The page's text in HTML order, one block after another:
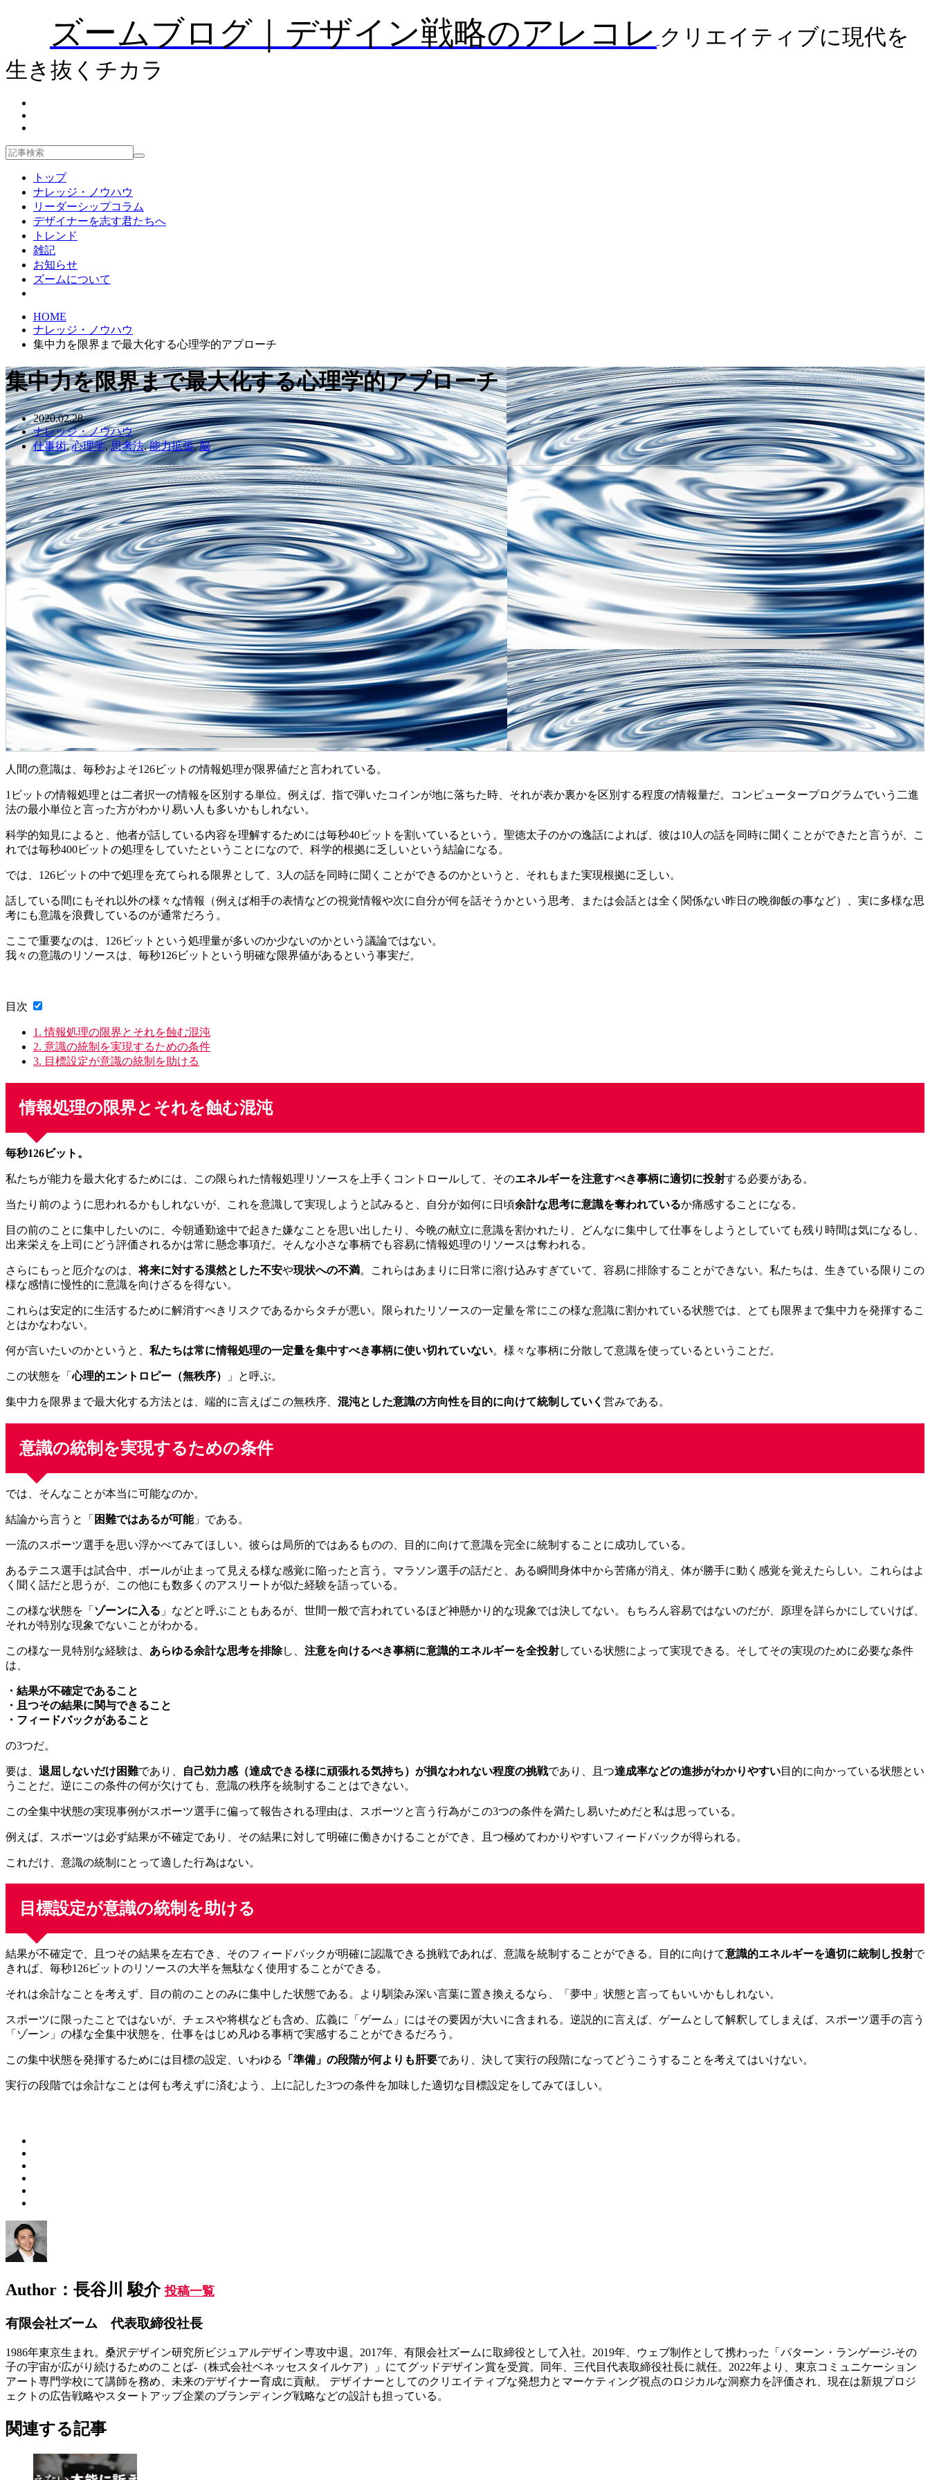
ズームブログ｜デザイン戦略のアレコレ クリエイティブに現代を
生き抜くチカラ
トップ
ナレッジ・ノウハウ
リーダーシップコラム
デザイナーを志す君たちへ
トレンド
雑記
お知らせ
ズームについて
HOME
ナレッジ・ノウハウ
集中力を限界まで最大化する心理学的アプローチ
集中力を限界まで最大化する心理学的アプローチ
2020.02.28
ナレッジ・ノウハウ
仕事術,心理学,思考法,能力拡張,脳
人間の意識は、毎秒およそ126ビットの情報処理が限界値だと言われている。
1ビットの情報処理とは二者択一の情報を区別する単位。例えば、指で弾いたコインが地に落ちた時、それが表か裏かを区別する程度の情報量だ。コンピュータープログラムでいう二進
法の最小単位と言った方がわかり易い人も多いかもしれない。
科学的知見によると、他者が話している内容を理解するためには毎秒40ビットを割いているという。聖徳太子のかの逸話によれば、彼は10人の話を同時に聞くことができたと言うが、こ
れでは毎秒400ビットの処理をしていたということになので、科学的根拠に乏しいという結論になる。
では、126ビットの中で処理を充てられる限界として、3人の話を同時に聞くことができるのかというと、それもまた実現根拠に乏しい。
話している間にもそれ以外の様々な情報（例えば相手の表情などの視覚情報や次に自分が何を話そうかという思考、または会話とは全く関係ない昨日の晩御飯の事など）、実に多様な思
考にも意識を浪費しているのが通常だろう。
ここで重要なのは、126ビットという処理量が多いのか少ないのかという議論ではない。
我々の意識のリソースは、毎秒126ビットという明確な限界値があるという事実だ。
目次
1. 情報処理の限界とそれを蝕む混沌
2. 意識の統制を実現するための条件
3. 目標設定が意識の統制を助ける
情報処理の限界とそれを蝕む混沌
毎秒126ビット。
私たちが能力を最大化するためには、この限られた情報処理リソースを上手くコントロールして、そのエネルギーを注意すべき事柄に適切に投射する必要がある。
当たり前のように思われるかもしれないが、これを意識して実現しようと試みると、自分が如何に日頃余計な思考に意識を奪われているか痛感することになる。
目の前のことに集中したいのに、今朝通勤途中で起きた嫌なことを思い出したり、今晩の献立に意識を割かれたり、どんなに集中して仕事をしようとしていても残り時間は気になるし、
出来栄えを上司にどう評価されるかは常に懸念事項だ。そんな小さな事柄でも容易に情報処理のリソースは奪われる。
さらにもっと厄介なのは、将来に対する漠然とした不安や現状への不満。これらはあまりに日常に溶け込みすぎていて、容易に排除することができない。私たちは、生きている限りこの
様な感情に慢性的に意識を向けざるを得ない。
これらは安定的に生活するために解消すべきリスクであるからタチが悪い。限られたリソースの一定量を常にこの様な意識に割かれている状態では、とても限界まで集中力を発揮するこ
とはかなわない。
何が言いたいのかというと、 私たちは常に情報処理の一定量を集中すべき事柄に使い切れていない。様々な事柄に分散して意識を使っているということだ。
この状態を「心理的エントロピー（無秩序） 」と呼ぶ。
集中力を限界まで最大化する方法とは、端的に言えばこの無秩序、 混沌とした意識の方向性を目的に向けて統制していく 営みである。
意識の統制を実現するための条件
では、そんなことが本当に可能なのか。
結論から言うと「 困難ではあるが可能」である。
一流のスポーツ選手を思い浮かべてみてほしい。彼らは局所的ではあるものの、目的に向けて意識を完全に統制することに成功している。
あるテニス選手は試合中、ボールが止まって見える様な感覚に陥ったと言う。マラソン選手の話だと、ある瞬間身体中から苦痛が消え、体が勝手に動く感覚を覚えたらしい。これらはよ
く聞く話だと思うが、この他にも数多くのアスリートが似た経験を語っている。
この様な状態を「 ゾーンに入る 」などと呼ぶこともあるが、世間一般で言われているほど神懸かり的な現象では決してない。もちろん容易ではないのだが、原理を詳らかにしていけば、
それが特別な現象でないことがわかる。
この様な一見特別な経験は、 あらゆる余計な思考を排除し、 注意を向けるべき事柄に意識的エネルギーを全投射している状態によって実現できる。そしてその実現のために必要な条件
は、
・結果が不確定であること
・且つその結果に関与できること
・フィードバックがあること
の3つだ。
要は、 退屈しないだけ困難であり、 自己効力感（達成できる様に頑張れる気持ち）が損なわれない程度の挑戦であり、且つ達成率などの進捗がわかりやすい目的に向かっている状態とい
うことだ。逆にこの条件の何が欠けても、意識の秩序を統制することはできない。
この全集中状態の実現事例がスポーツ選手に偏って報告される理由は、スポーツと言う行為がこの3つの条件を満たし易いためだと私は思っている。
例えば、スポーツは必ず結果が不確定であり、その結果に対して明確に働きかけることができ、且つ極めてわかりやすいフィードバックが得られる。
これだけ、意識の統制にとって適した行為はない。
目標設定が意識の統制を助ける
結果が不確定で、且つその結果を左右でき、そのフィードバックが明確に認識できる挑戦であれば、意識を統制することができる。目的に向けて意識的エネルギーを適切に統制し投射で
きれば、毎秒126ビットのリソースの大半を無駄なく使用することができる。
それは余計なことを考えず、目の前のことのみに集中した状態である。より馴染み深い言葉に置き換えるなら、「夢中」状態と言ってもいいかもしれない。
スポーツに限ったことではないが、チェスや将棋なども含め、広義に「ゲーム」にはその要因が大いに含まれる。逆説的に言えば、ゲームとして解釈してしまえば、スポーツ選手の言う
「ゾーン」の様な全集中状態を、仕事をはじめ凡ゆる事柄で実感することができるだろう。
この集中状態を発揮するためには目標の設定、いわゆる 「準備」の段階が何よりも肝要であり、決して実行の段階になってどうこうすることを考えてはいけない。
実行の段階では余計なことは何も考えずに済むよう、上に記した3つの条件を加味した適切な目標設定をしてみてほしい。
Author：長谷川 駿介投稿一覧
有限会社ズーム 代表取締役社長
1986年東京生まれ。桑沢デザイン研究所ビジュアルデザイン専攻中退。2017年、有限会社ズームに取締役として入社。2019年、ウェブ制作として携わった「パターン・ランゲージ-その
子の宇宙が広がり続けるためのことば-（株式会社ベネッセスタイルケア）」にてグッドデザイン賞を受賞。同年、三代目代表取締役社長に就任。2022年より、東京コミュニケーション
アート専門学校にて講師を務め、未来のデザイナー育成に貢献。 デザイナーとしてのクリエイティブな発想力とマーケティング視点のロジカルな洞察力を評価され、現在は新規プロジ
ェクトの広告戦略やスタートアップ企業のブランディング戦略などの設計も担っている。
関連する記事